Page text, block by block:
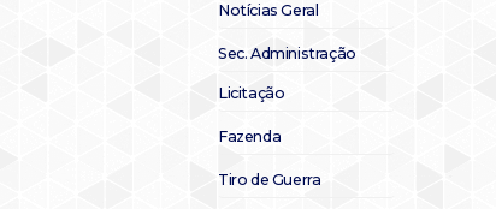
Notícias Geral
Sec. Administração
Licitação
Fazenda
Tiro de Guerra